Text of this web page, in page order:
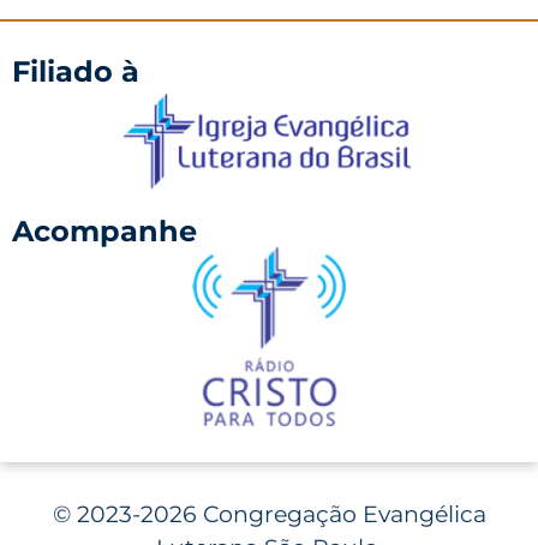
Filiado à
Acompanhe
©2023-2026 Congregação Evangélica